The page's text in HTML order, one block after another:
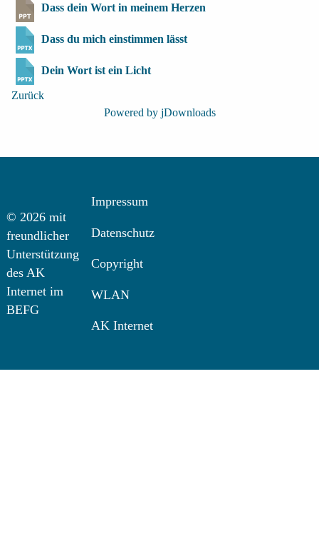
Dass dein Wort in meinem Herzen
Dass du mich einstimmen lässt
Dein Wort ist ein Licht
Zurück
Powered by jDownloads
© 2026 mit
freundlicher
Unterstützung
des AK
Internet im
BEFG
Impressum
Datenschutz
Copyright
WLAN
AK Internet